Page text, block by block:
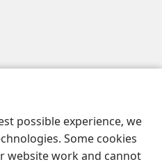
possible experience, we
Some cookies
website work and cannot